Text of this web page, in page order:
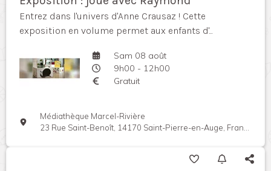
Entrez dans l'univers d'Anne Crausaz ! Cette
exposition en volume permet aux enfants d'...
Sam 08 août
9h00 - 12h00
Gratuit
Médiathèque Marcel-Rivière
23 Rue Saint-Benoît, 14170 Saint-Pierre-en-Auge, France